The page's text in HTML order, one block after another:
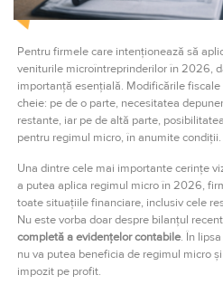
Pentru firmele care intenționează să
veniturile microîntreprinderilor în 2026,
importanță esențială. Modificările
cheie: pe de o parte, necesitatea
restante, iar pe de altă parte,
pentru regimul micro, în anumite condiții.
Una dintre cele mai importante cerințe
a putea aplica regimul micro în 2026,
toate situațiile financiare, inclusiv cele
Nu este vorba doar despre bilanțul
completă a evidențelor contabile. În
nu va putea beneficia de regimul micro
impozit pe profit.